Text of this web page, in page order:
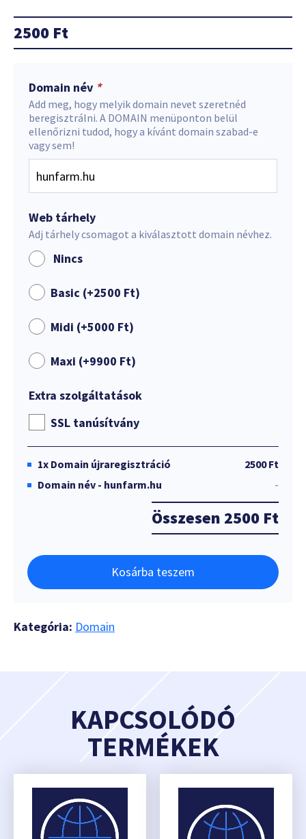
2500 Ft
Domain név *
Add meg, hogy melyik domain nevet szeretnéd
beregisztrálni. A DOMAIN menüponton belül
ellenőrizni tudod, hogy a kívánt domain szabad-e
vagy sem!
Web tárhely
Adj tárhely csomagot a kiválasztott domain névhez.
Nincs
Basic (+2500 Ft)
Midi (+5000 Ft)
Maxi (+9900 Ft)
Extra szolgáltatások
SSL tanúsítvány
1x Domain újraregisztráció
2500 Ft
Domain név - hunfarm.hu
-
Összesen 2500 Ft
Kosárba teszem
Kategória: Domain
KAPCSOLÓDÓ
TERMÉKEK